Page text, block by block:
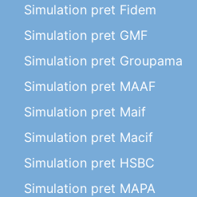
Simulation pret Fidem
Simulation pret GMF
Simulation pret Groupama
Simulation pret MAAF
Simulation pret Maif
Simulation pret Macif
Simulation pret HSBC
Simulation pret MAPA